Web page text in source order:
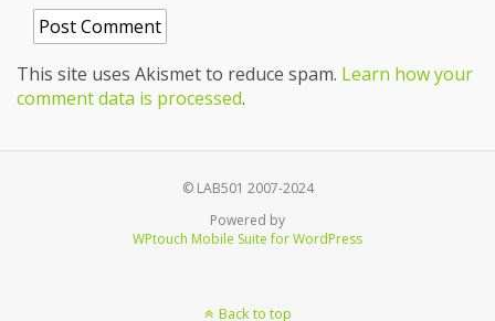
This site uses Akismet to reduce spam. Learn how your
comment data is processed.
© LAB501 2007-2024
Powered by
WPtouch Mobile Suite for WordPress
Back to top